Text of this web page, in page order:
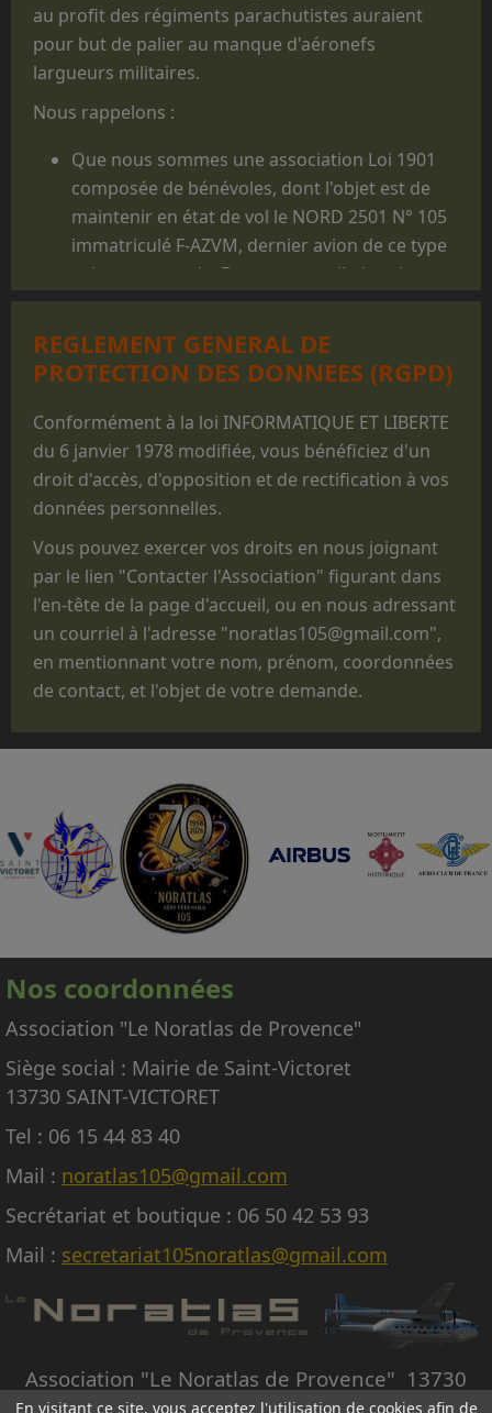
au profit des régiments parachutistes auraient
pour but de palier au manque d'aéronefs
largueurs militaires.
Nous rappelons :
Que nous sommes une association Loi 1901
composée de bénévoles, dont l'objet est de
maintenir en état de vol le NORD 2501 N° 105
immatriculé F-AZVM, dernier avion de ce type
volant au monde. De cet appareil, dont la
largués des milliers de jeunes gens, et il reste
un appareil mythique dans le monde du
parachutisme militaire.
Que les prestations faites au profit des
structures militaires des 3 Armées ne sont
réalisées que pour des parachutages
ponctuels exécutés lors de manifestations
commémorations, des anniversaires, des
"Journées Portes ouvertes", des journées des
familles, des baptêmes de promotion, des
fêtes d'unité ou pour des passations de
commandement.
Que le statut administratif de notre avion,
(CNRAC) ne nous permet pas d'embarquer des
passagers autres que les membres
d'équipage adhérents à l'association,
nécessaires à la conduite et à la mise en
œuvre de l'avion.
En conséquence, nous regrettons donc de ne
pas pouvoir répondre aux nombreuses
demandes d'embarquement sur le Noratlas, à
titre gracieux ou payant.
REGLEMENT GENERAL DE
PROTECTION DES DONNEES (RGPD)
Conformément à la loi INFORMATIQUE ET LIBERTE
du 6 janvier 1978 modifiée, vous bénéficiez d'un
droit d'accès, d'opposition et de rectification à vos
données personnelles.
Vous pouvez exercer vos droits en nous joignant
par le lien "Contacter l'Association" figurant dans
l'en-tête de la page d'accueil, ou en nous adressant
un courriel à l'adresse "noratlas105@gmail.com",
en mentionnant votre nom, prénom, coordonnées
de contact, et l'objet de votre demande.
Nos coordonnées
Association "Le Noratlas de Provence"
Siège social : Mairie de Saint-Victoret
13730 SAINT-VICTORET
Tel : 06 15 44 83 40
Mail : noratlas105@gmail.com
Secrétariat et boutique : 06 50 42 53 93
Mail : secretariat105noratlas@gmail.com
Association "Le Noratlas de Provence" 13730
SAINT-VICTORET
En visitant ce site, vous acceptez l'utilisation de cookies afin de